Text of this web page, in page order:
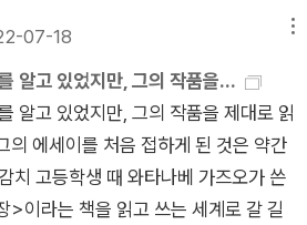
지요. 단 한사람, ‘해티‘만 빼고요. 둘
은 집에 돌아가는것이 싫었어요.그곳
피터에게만 편지로이야기해주죠.그
할 시간이 다가왔고톰은 마지막 날 정
고계획을 하죠.정원에서 얼마나 많은
오면 늘 현실의 시간은 그날 밤이기 때
, 왜인지 정원으로 갈 수가 없어요. 톰
07-18
알고 있었지만, 그의 작품을...
알고 있었지만, 그의 작품을 제대로 읽
의 에세이를 처음 접하게 된 것은 약간
치 고등학생 때 와타나베 가즈오가 쓴
>이라는 책을 읽고 쓰는 세계로 갈 길